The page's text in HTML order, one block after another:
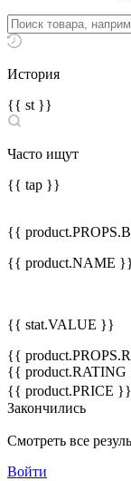
История
{{ st }}
Часто ищут
{{ tap }}
{{
{{ product.NAME
{{ stat.VALUE }}
{{
{{
{{ product.PRICE
Закончились
Смотреть все
Войти